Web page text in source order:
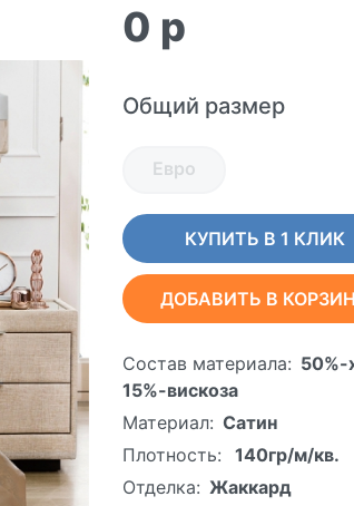
0 p
Общий размер
Евро
КУПИТЬ В 1 КЛИК
ДОБАВИТЬ В
Состав материала: 50%-
15%-вискоза
Материал: Сатин
Плотность:
140гр/м/кв.
Отделка: Жаккард